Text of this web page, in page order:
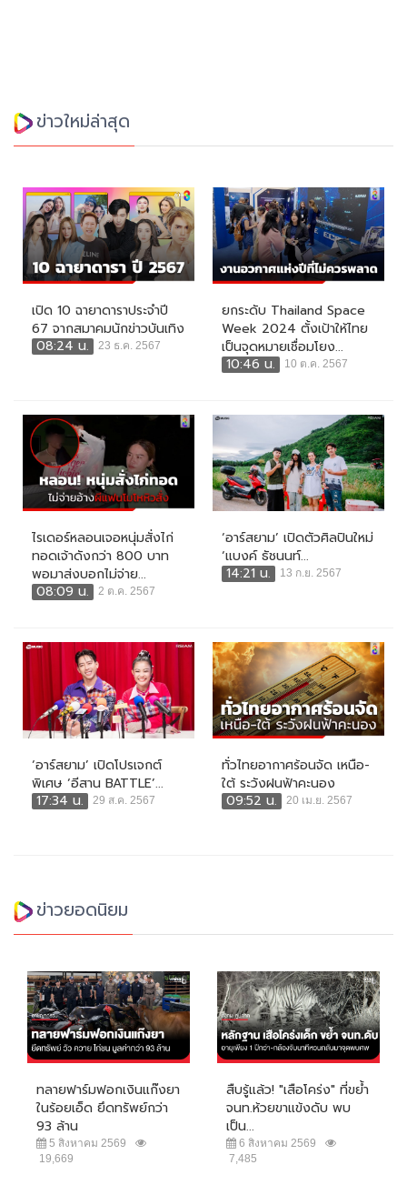
ข่าวใหม่ล่าสุด
เปิด 10 ฉายาดาราประจำปี
67 จากสมาคมนักข่าวบันเทิง
08:24 น.
23 ธ.ค. 2567
ยกระดับ Thailand Space
Week 2024 ตั้งเป้าให้ไทย
เป็นจุดหมายเชื่อมโยง...
10:46 น.
10 ต.ค. 2567
ไรเดอร์หลอนเจอหนุ่มสั่งไก่
ทอดเจ้าดังกว่า 800 บาท
พอมาส่งบอกไม่จ่าย...
08:09 น.
2 ต.ค. 2567
‘อาร์สยาม’ เปิดตัวศิลปินใหม่
‘แบงค์ ธัชนนท์...
14:21 น.
13 ก.ย. 2567
‘อาร์สยาม’ เปิดโปรเจกต์
พิเศษ ‘อีสาน BATTLE’...
17:34 น.
29 ส.ค. 2567
ทั่วไทยอากาศร้อนจัด เหนือ-
ใต้ ระวังฝนฟ้าคะนอง
09:52 น.
20 เม.ย. 2567
ข่าวยอดนิยม
ทลายฟาร์มฟอกเงินแก๊งยา
ในร้อยเอ็ด ยึดทรัพย์กว่า
93 ล้าน
5 สิงหาคม 2569
19,669
สืบรู้แล้ว! "เสือโคร่ง" ที่ขย้ำ
จนท.ห้วยขาแข้งดับ พบ
เป็น...
6 สิงหาคม 2569
7,485